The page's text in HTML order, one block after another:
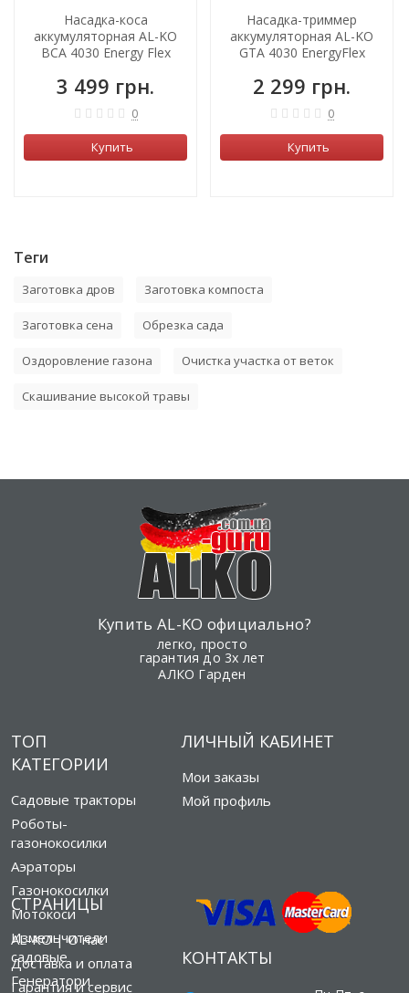
Насадка-коса
аккумуляторная AL-KO
ВCA 4030 Energy Flex
3 499 грн.
0
Купить
Насадка-триммер
аккумуляторная AL-KO
GTA 4030 EnergyFlex
2 299 грн.
0
Купить
Теги
Заготовка дров Заготовка компоста
Заготовка сена Обрезка сада
Оздоровление газона Очистка участка от веток
Скашивание высокой травы
Купить AL-KO официально?
легко, просто
гарантия до 3х лет
АЛКО Гарден
ТОП
КАТЕГОРИИ
Садовые тракторы
Роботы-
газонокосилки
Аэраторы
Газонокосилки
Мотокоси
Измельчители
садовые
Генератори
СТРАНИЦЫ
AL-KO | О нас
Доставка и оплата
Гарантия и сервис
ЛИЧНЫЙ КАБИНЕТ
Мои заказы
Мой профиль
КОНТАКТЫ